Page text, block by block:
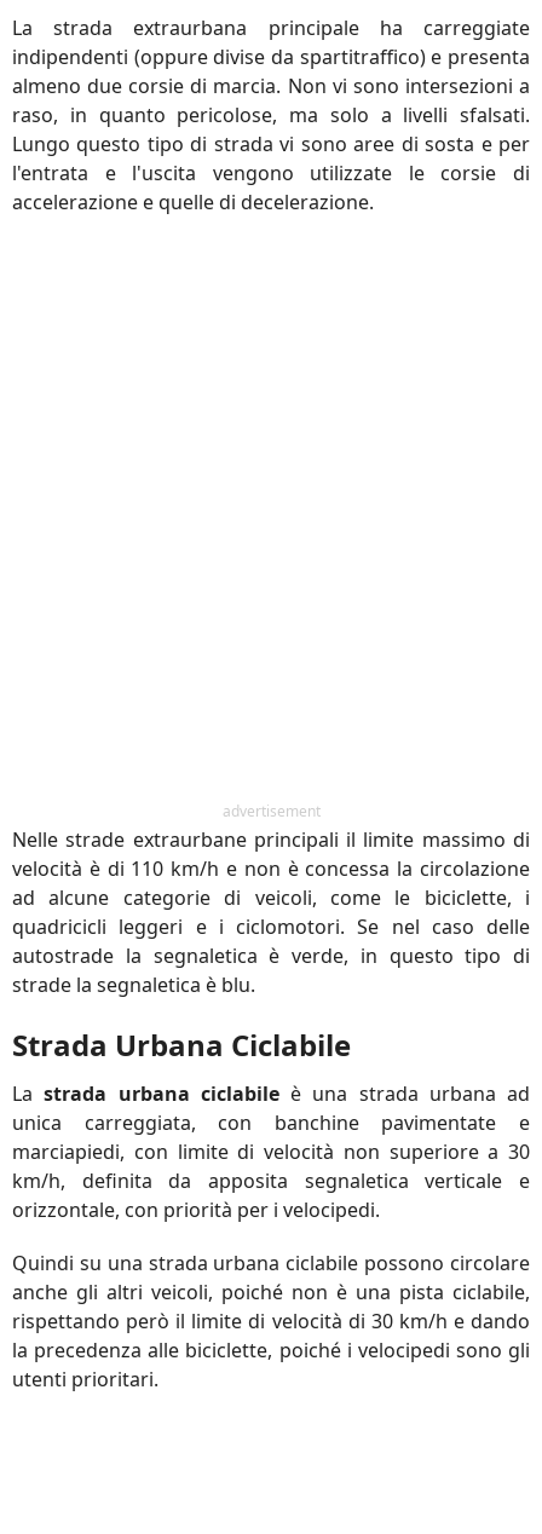
La strada extraurbana principale ha carreggiate
indipendenti (oppure divise da spartitraffico) e presenta
almeno due corsie di marcia. Non vi sono intersezioni a
raso, in quanto pericolose, ma solo a livelli sfalsati.
Lungo questo tipo di strada vi sono aree di sosta e per
l'entrata e l'uscita vengono utilizzate le corsie di
accelerazione e quelle di decelerazione.
advertisement
Nelle strade extraurbane principali il limite massimo di
velocità è di 110 km/h e non è concessa la circolazione
ad alcune categorie di veicoli, come le biciclette, i
quadricicli leggeri e i ciclomotori. Se nel caso delle
autostrade la segnaletica è verde, in questo tipo di
strade la segnaletica è blu.
Strada Urbana Ciclabile
Lastrada urbana ciclabileè una strada urbana ad
unica carreggiata, con banchine pavimentate e
marciapiedi, con limite di velocità non superiore a 30
km/h, definita da apposita segnaletica verticale e
orizzontale, con priorità per i velocipedi.
Quindi su una strada urbana ciclabile possono circolare
anche gli altri veicoli, poiché non è una pista ciclabile,
rispettando però il limite di velocità di 30 km/h e dando
la precedenza alle biciclette, poiché i velocipedi sono gli
utenti prioritari.